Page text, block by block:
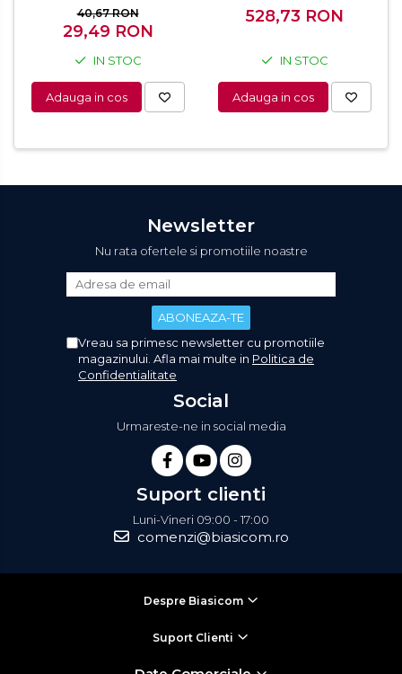
40,67 RON
29,49 RON
IN STOC
Adauga in cos
functie control vocal,
528,73 RON
IN STOC
Adauga in cos
Newsletter
Nu rata ofertele si promotiile noastre
Vreau sa primesc newsletter cu promotiile
magazinului. Afla mai multe in Politica de
Confidentialitate
Social
Urmareste-ne in social media
Suport clienti
Luni-Vineri 09:00 - 17:00
comenzi@biasicom.ro
Despre Biasicom
Suport Clienti